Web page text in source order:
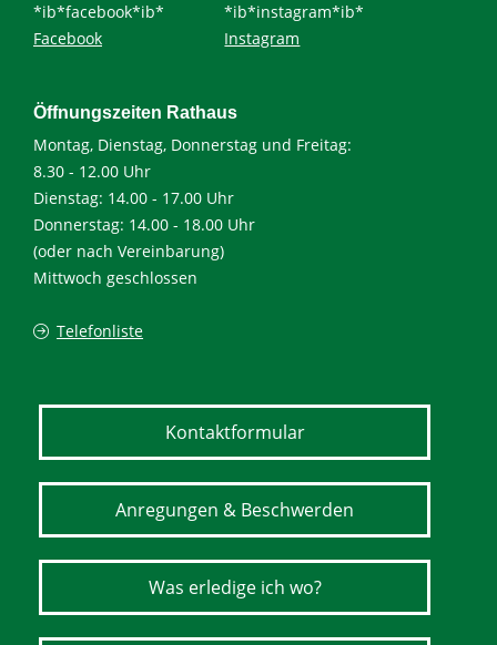
*ib*facebook*ib*
Facebook
*ib*instagram*ib*
Instagram
Öffnungszeiten Rathaus
Montag, Dienstag, Donnerstag und Freitag:
8.30 - 12.00 Uhr
Dienstag: 14.00 - 17.00 Uhr
Donnerstag: 14.00 - 18.00 Uhr
(oder nach Vereinbarung)
Mittwoch geschlossen
Telefonliste
Kontaktformular
Anregungen & Beschwerden
Was erledige ich wo?